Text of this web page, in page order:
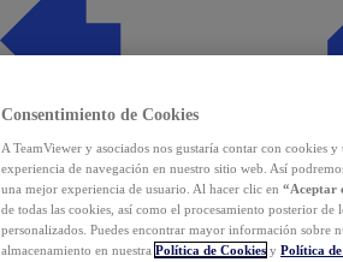
Consentimiento de Cookies
A TeamViewer y asociados nos gustaría contar con cookies y
experiencia de navegación en nuestro sitio web. Así
una mejor experiencia de usuario. Al hacer clic en “Aceptar
de todas las cookies, así como el procesamiento posterior
personalizados. Puedes encontrar mayor información sobre
almacenamiento en nuestra Política de Cookies y Política